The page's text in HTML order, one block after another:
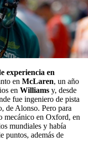
experiencia en
en McLaren, un año
en Williams y, desde
fue ingeniero de pista
de Alonso. Pero para
mecánico en Oxford, en
mundiales y había
puntos, además de